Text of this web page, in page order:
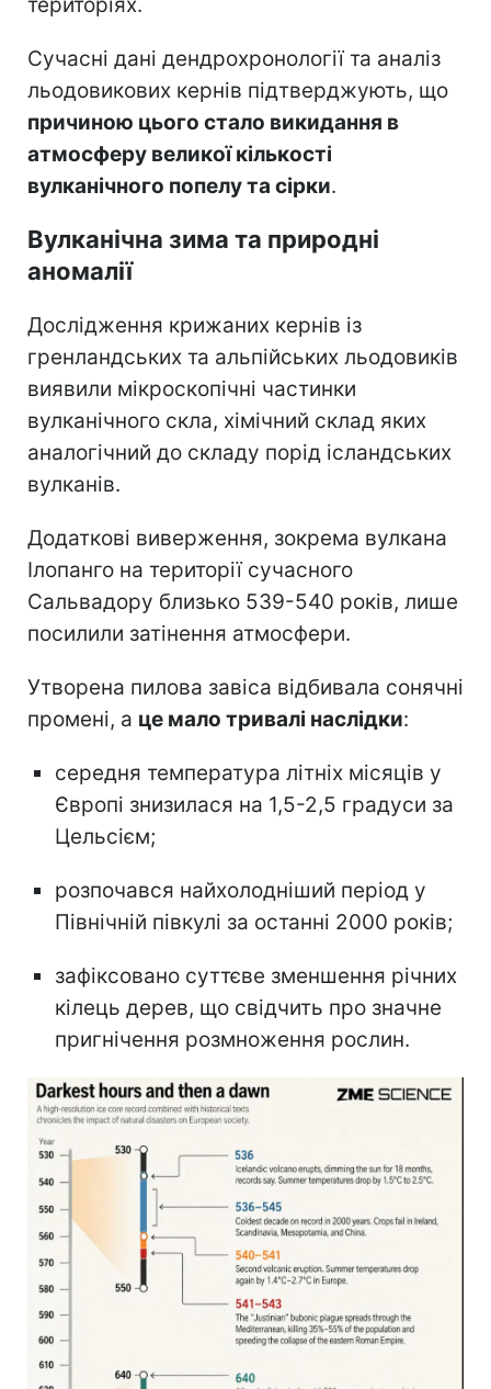
територіях.
Сучасні дані дендрохронології та аналіз
льодовикових кернів підтверджують, що
причиною цього стало викидання в
атмосферу великої кількості
вулканічного попелу та сірки.
Вулканічна зима та природні
аномалії
Дослідження крижаних кернів із
гренландських та альпійських льодовиків
виявили мікроскопічні частинки
вулканічного скла, хімічний склад яких
аналогічний до складу порід ісландських
вулканів.
Додаткові виверження, зокрема вулкана
Ілопанго на території сучасного
Сальвадору близько 539-540 років, лише
посилили затінення атмосфери.
Утворена пилова завіса відбивала сонячні
промені, а це мало тривалі наслідки:
середня температура літніх місяців у
Європі знизилася на 1,5-2,5 градуси за
Цельсієм;
розпочався найхолодніший період у
Північній півкулі за останні 2000 років;
зафіксовано суттєве зменшення річних
кілець дерев, що свідчить про значне
пригнічення розмноження рослин.